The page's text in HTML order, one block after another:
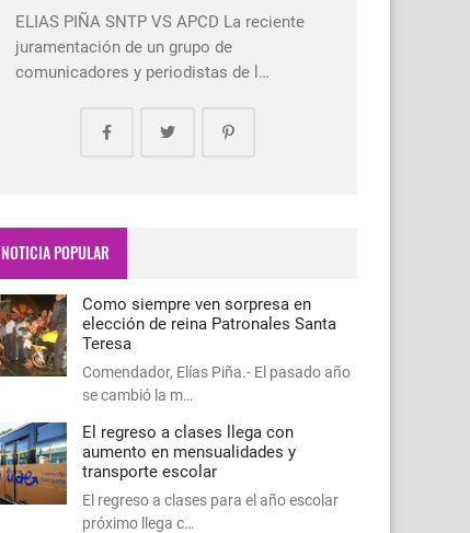
ELIAS PIÑA SNTP VS APCD La reciente
juramentación de un grupo de
comunicadores y periodistas de l…
NOTICIA POPULAR
Como siempre ven sorpresa en
elección de reina Patronales Santa
Teresa
Comendador, Elías Piña.- El pasado año
se cambió la m…
El regreso a clases llega con
aumento en mensualidades y
transporte escolar
El regreso a clases para el año escolar
próximo llega c…